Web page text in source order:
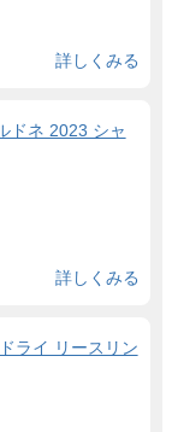
詳しくみる
ドネ 2023 シャ
詳しくみる
ライ リースリン